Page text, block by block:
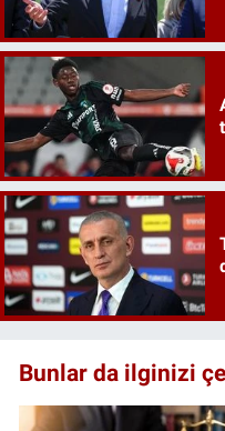
Bunlar da ilginizi